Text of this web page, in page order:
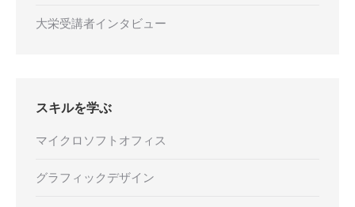
大栄受講者インタビュー
スキルを学ぶ
マイクロソフトオフィス
グラフィックデザイン